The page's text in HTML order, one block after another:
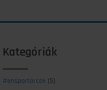
Kategóriák
#ensportarcok(5)